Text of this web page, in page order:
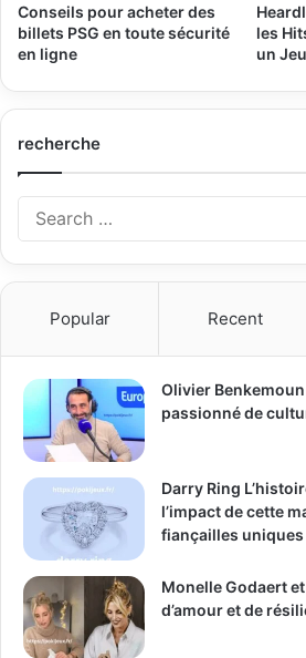
Conseils pour acheter des
billets PSG en toute sécurité
en ligne
les
un
recherche
Popular Recent
Olivier
passionné de
Darry Ring
l’impact de cette
fiançailles uniques
Monelle Godaert
d’amour et de